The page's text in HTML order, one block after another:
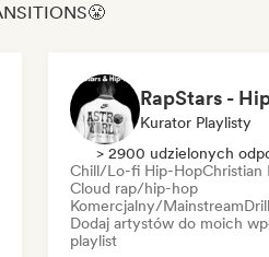
Kurator Playlisty
> 2900 udzielonych
Chill/Lo-fi Hip-HopChristian
Cloud rap/hip-hop
Komercjalny/Mainstream
Dodaj artystów do moich
playlist